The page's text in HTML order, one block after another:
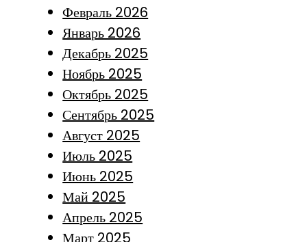
Февраль 2026
Январь 2026
Декабрь 2025
Ноябрь 2025
Октябрь 2025
Сентябрь 2025
Август 2025
Июль 2025
Июнь 2025
Май 2025
Апрель 2025
Март 2025